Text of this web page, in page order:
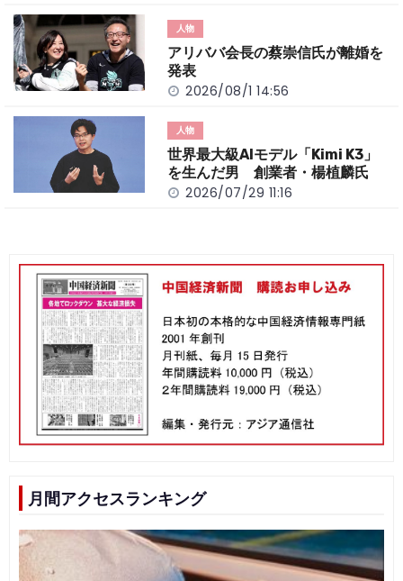
人物
アリババ会長の蔡崇信氏が離婚を
発表
2026/08/1 14:56
人物
世界最大級AIモデル「Kimi K3」
を生んだ男 創業者・楊植麟氏
2026/07/29 11:16
月間アクセスランキング